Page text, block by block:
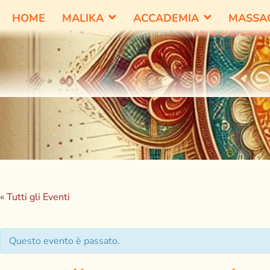
HOME MALIKA ACCADEMIA
« Tutti gli Eventi
Questo evento è passato.